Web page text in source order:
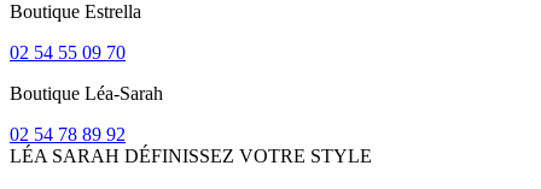
Boutique Estrella
02 54 55 09 70
Boutique Léa-Sarah
02 54 78 89 92
LÉA SARAH DÉFINISSEZ VOTRE STYLE